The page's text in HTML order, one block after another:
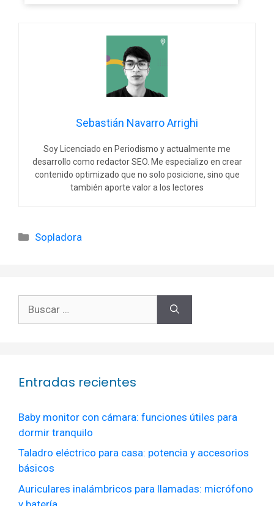
Sebastián Navarro Arrighi
Soy Licenciado en Periodismo y actualmente me
desarrollo como redactor SEO. Me especializo en crear
contenido optimizado que no solo posicione, sino que
también aporte valor a los lectores
Categorías
Sopladora
Entradas recientes
Baby monitor con cámara: funciones útiles para
dormir tranquilo
Taladro eléctrico para casa: potencia y accesorios
básicos
Auriculares inalámbricos para llamadas: micrófono